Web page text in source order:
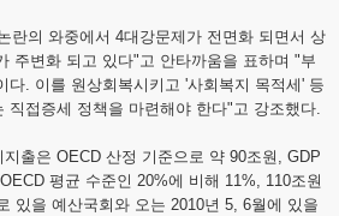
란의 와중에서 4대강문제가 전면화 되면서 상
주변화 되고 있다"고 안타까움을 표하며 "부
다. 이를 원상회복시키고 '사회복지 목적세' 등
직접증세 정책을 마련해야 한다"고 강조했다.
출은 OECD 산정 기준으로 약 90조원, GDP
평균 수준인 20%에 비해 11%, 110조원
있을 예산국회와 오는 2010년 5, 6월에 있을